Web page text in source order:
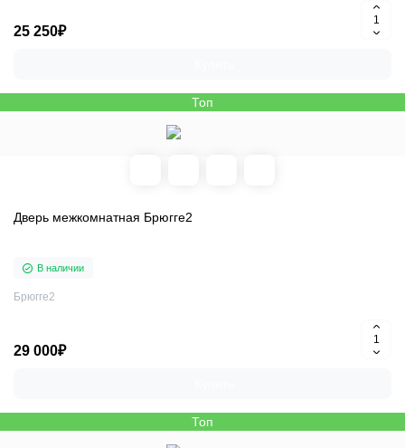
25 250₽
Топ
Дверь межкомнатная Брюгге2
В наличии
Брюгге2
29 000₽
Топ